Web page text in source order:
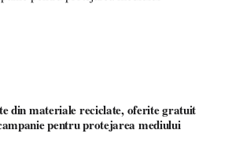
din materiale reciclate, oferite gratuit
pentru protejarea mediului